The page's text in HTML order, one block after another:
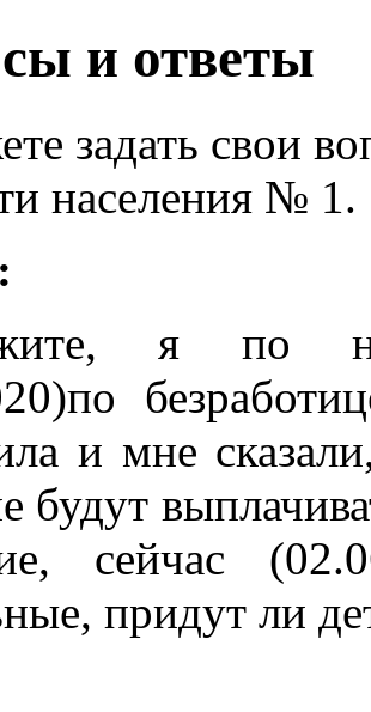
и ответы
задать свои
населения № 1.
я по
и мне
будут
сейчас
придут ли